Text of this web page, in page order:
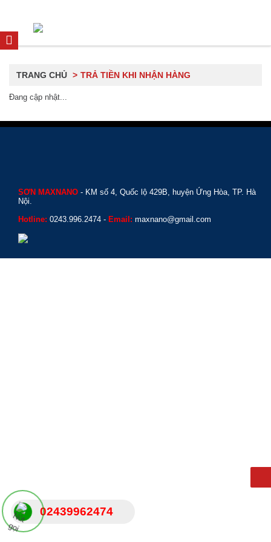
TRANG CHỦ TRẢ TIỀN KHI NHẬN HÀNG
Đang cập nhật...
02439962474
SƠN MAXNANO - KM số 4, Quốc lộ 429B, huyện Ứng Hòa, TP. Hà
Nội.
Hotline: 0243.996.2474 - Email: maxnano@gmail.com